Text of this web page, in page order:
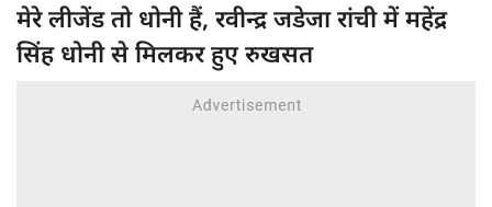
मेरे लीजेंड तो धोनी हैं, रवीन्द्र जडेजा रांची में महेंद्र
सिंह धोनी से मिलकर हुए रुखसत